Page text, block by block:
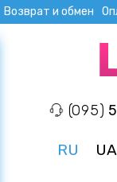
Возврат и обмен
(095)
RU UA